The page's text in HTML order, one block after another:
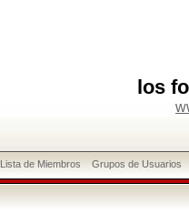
los
Lista de Miembros Grupos de Usuarios